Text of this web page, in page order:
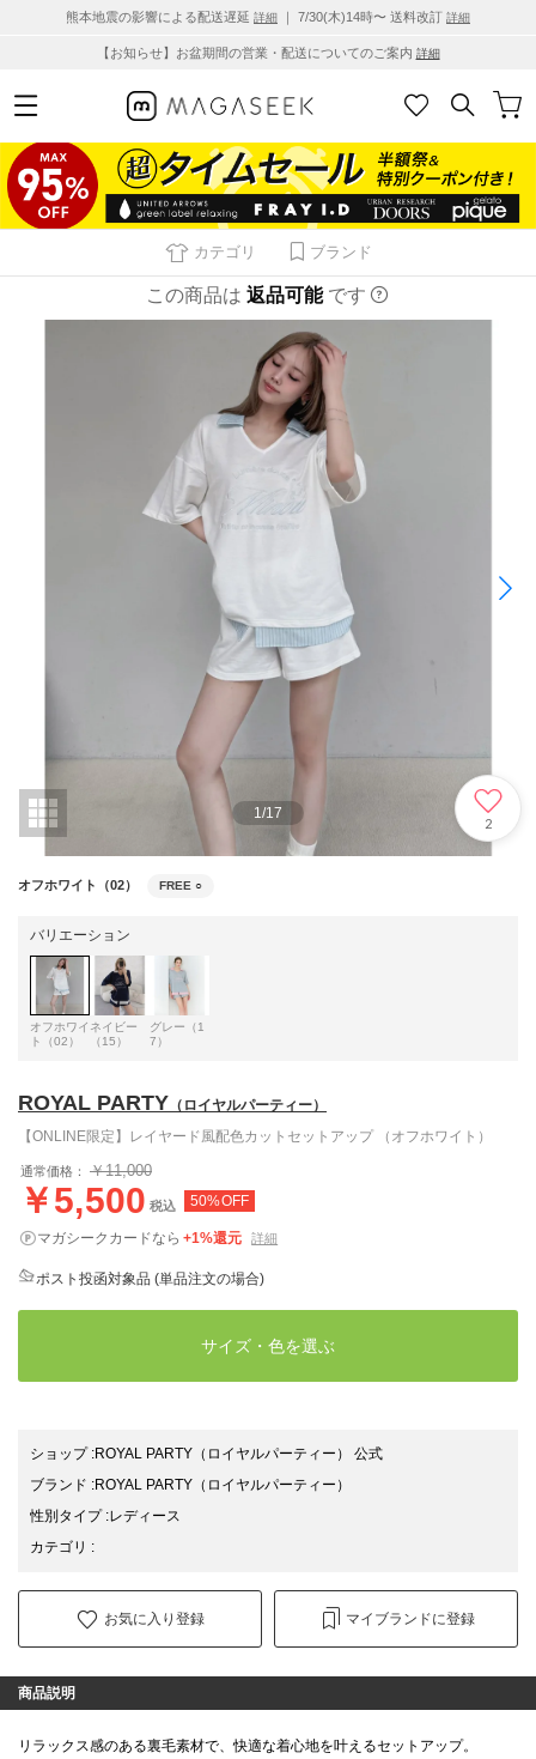
熊本地震の影響による配送遅延 詳細 ｜ 7/30(木)14時〜 送料改訂 詳細
【お知らせ】お盆期間の営業・配送についてのご案内 詳細
カテゴリ ブランド
この商品は 返品可能 です
1 /17
2
オフホワイト（02） FREE ○
バリエーション
オフホワイ
ト（02）
ネイビー
（15）
グレー（1
7）
ROYAL PARTY （ロイヤルパーティー）
【ONLINE限定】レイヤード風配色カットセットアップ （オフホワイト）
通常価格： ￥11,000
￥5,500 税込 50%OFF
マガシークカードなら +1%還元 詳細
ポスト投函対象品 (単品注文の場合)
サイズ・色を選ぶ
ショップ:ROYAL PARTY（ロイヤルパーティー） 公式
ブランド :ROYAL PARTY （ロイヤルパーティー）
性別タイプ:レディース
カテゴリ :
お気に入り登録 マイブランドに登録
商品説明
リラックス感のある裏毛素材で、快適な着心地を叶えるセットアップ。